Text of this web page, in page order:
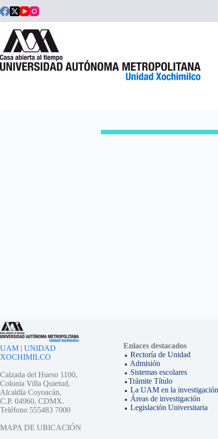
al
contenido
UAM | UNIDAD
XOCHIMILCO
Calzada del Hueso 1100,
Colonia Villa Quietud,
Alcaldía Coyoacán,
C.P. 04960, CDMX.
Teléfono 555483 7000
MAPA DE UBICACIÓN
Enlaces destacados
Rectoría de Unidad
Admisión
Sistemas escolares
Trámite Título
La UAM en la investigación
Áreas de investigación
Legislación Universitaria